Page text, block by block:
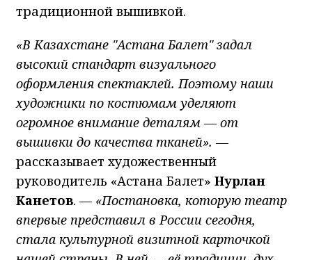
традиционной вышивкой.
«В Казахстане "Астана Балет" задал
высокий стандарт визуального
оформления спектаклей. Поэтому наши
художники по костюмам уделяют
огромное внимание деталям — от
вышивки до качества тканей». —
рассказывает художественный
руководитель «Астана Балет» Нурлан
Канетов. — «Постановка, которую театр
впервые представил в России сегодня,
стала культурной визитной карточкой